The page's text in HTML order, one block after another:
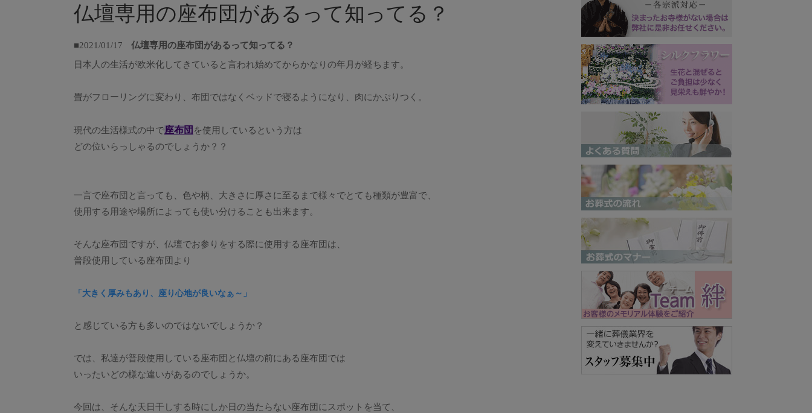
仏壇専用の座布団があるって知ってる？
■2021/01/17
仏壇専用の座布団があるって知ってる？
日本人の生活が欧米化してきていると言われ始めてからかなりの年月が経ちます。
畳がフローリングに変わり、布団ではなくベッドで寝るようになり、肉にかぶりつく。
現代の生活様式の中で座布団 を使用しているという方は
どの位いらっしゃるのでしょうか？？
一言で座布団と言っても、色や柄、大きさに厚さに至るまで様々でとても種類が豊富で、
使用する用途や場所によっても使い分けることも出来ます。
そんな座布団ですが、仏壇でお参りをする際に使用する座布団は、
普段使用している座布団より
「大きく厚みもあり、座り心地が良いなぁ～」
と感じている方も多いのではないでしょうか？
では、私達が普段使用している座布団と仏壇の前にある座布団では
いったいどの様な違いがあるのでしょうか。
今回は、そんな天日干しする時にしか日の当たらない座布団にスポットを当て、